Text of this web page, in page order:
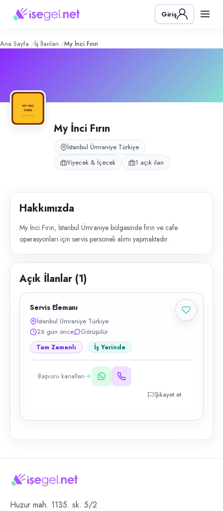
İnci Fırın– Şirket Profili
Konum:
My İnci Fırın, İstanbul Ümraniye bölgesinde fırın ve cafe
Giriş
Ana Sayfa İş İlanları My İnci Fırın
My İnci Fırın
İstanbul Ümraniye Türkiye
Yiyecek & İçecek
1 açık ilan
Hakkımızda
My İnci Fırın, İstanbul Ümraniye bölgesinde fırın ve cafe
operasyonları için servis personeli alımı yapmaktadır.
Açık İlanlar (1)
Servis Elemanı
İstanbul Ümraniye Türkiye
26 gün önce
Görüşülür
Tam Zamanlı İş Yerinde
Başvuru kanalları
Şikayet et
Huzur mah. 1135. sk. 5/2